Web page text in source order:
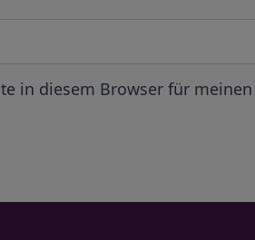
in diesem Browser für